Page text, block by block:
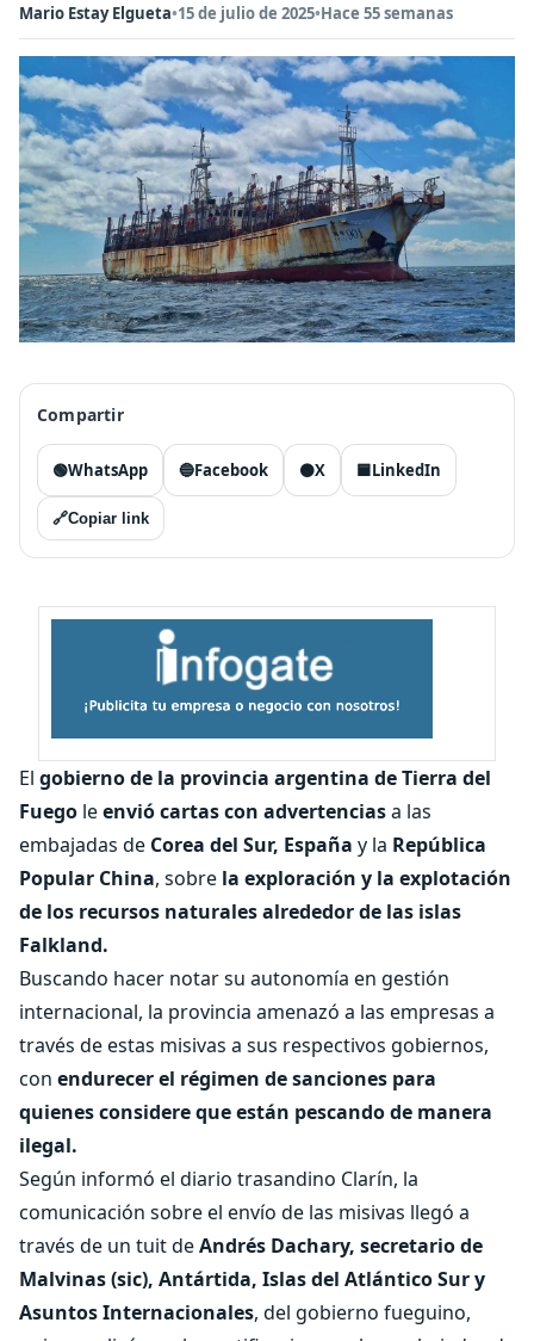
Mario Estay Elgueta•15 de julio de 2025•Hace 55 semanas
Compartir
🟢WhatsApp 🔵Facebook ⚫X 🟦LinkedIn
🔗Copiar link
El gobierno de la provincia argentina de Tierra del
Fuego leenvió cartas con advertenciasa las
embajadas de Corea del Sur, España y la República
Popular China, sobre la exploración y la explotación
de los recursos naturales alrededor de las islas
Falkland.
Buscando hacer notar su autonomía en gestión
internacional, la provincia amenazó a las empresas a
través de estas misivas a sus respectivos gobiernos,
con endurecer el régimen de sanciones para
quienes considere que están pescando de manera
ilegal.
Según informó el diario trasandino Clarín, la
comunicación sobre el envío de las misivas llegó a
través de un tuit deAndrés Dachary, secretario de
Malvinas (sic), Antártida, Islas del Atlántico Sur y
Asuntos Internacionales, del gobierno fueguino,